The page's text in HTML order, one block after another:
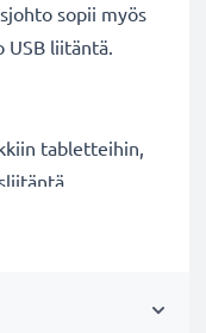
sopii myös
USB liitäntä.
tabletteihin,